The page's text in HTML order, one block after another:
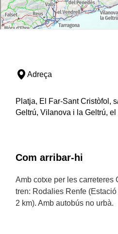
Adreça
Platja, El Far-Sant Cristòfol,
Geltrú, Vilanova i la Geltrú,
Com arribar-hi
Amb cotxe per les carreteres
tren: Rodalies Renfe
2 km). Amb autobús no urbà.